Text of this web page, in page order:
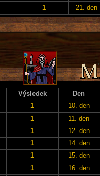
1 21. den
Výsledek
Den
1
10. den
1
11. den
1
12. den
1
14. den
1
15. den
1
16. den